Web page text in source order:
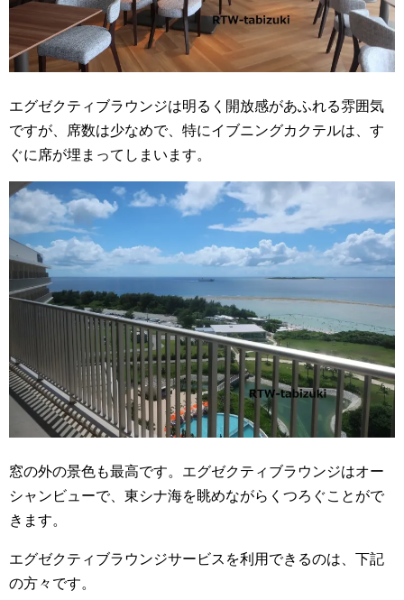
エグゼクティブラウンジは明るく開放感があふれる雰囲気
ですが、席数は少なめで、特にイブニングカクテルは、す
ぐに席が埋まってしまいます。
窓の外の景色も最高です。エグゼクティブラウンジはオー
シャンビューで、東シナ海を眺めながらくつろぐことがで
きます。
エグゼクティブラウンジサービスを利用できるのは、下記
の方々です。